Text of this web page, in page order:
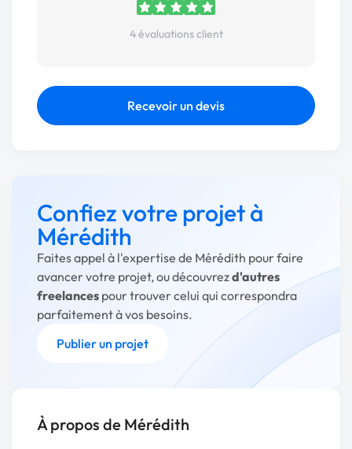
4 évaluations client
Recevoir un devis
Confiez votre projet à
Mérédith
Faites appel à l'expertise de Mérédith pour faire
avancer votre projet, ou découvrezd'autres
freelances pour trouver celui qui correspondra
parfaitement à vos besoins.
Publier un projet
À propos de Mérédith